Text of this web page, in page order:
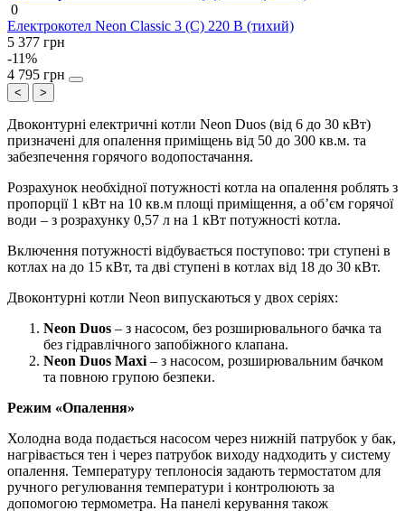
0
Електрокотел Neon Classic 3 (C) 220 В (тихий)
5 377 грн
-11%
4 795 грн
< >
Двоконтурні електричні котли Neon Duos (від 6 до 30 кВт)
призначені для опалення приміщень від 50 до 300 кв.м. та
забезпечення горячого водопостачання.
Розрахунок необхідної потужності котла на опалення роблять з
пропорції 1 кВт на 10 кв.м площі приміщення, а обʼєм горячої
води – з розрахунку 0,57 л на 1 кВт потужності котла.
Включення потужності відбувається поступово: три ступені в
котлах на до 15 кВт, та дві ступені в котлах від 18 до 30 кВт.
Двоконтурні котли Neon випускаються у двох серіях:
Neon Duos – з насосом, без розширювального бачка та
без гідравлічного запобіжного клапана.
Neon Duos Maxi – з насосом, розширювальним бачком
та повною групою безпеки.
Режим «Опалення»
Холодна вода подається насосом через нижній патрубок у бак,
нагрівається тен і через патрубок виходу надходить у систему
опалення. Температуру теплоносія задають термостатом для
ручного регулювання температури і контролюють за
допомогою термометра. На панелі керування також